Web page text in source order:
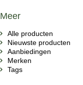
Meer
Alle producten
Nieuwste producten
Aanbiedingen
Merken
Tags